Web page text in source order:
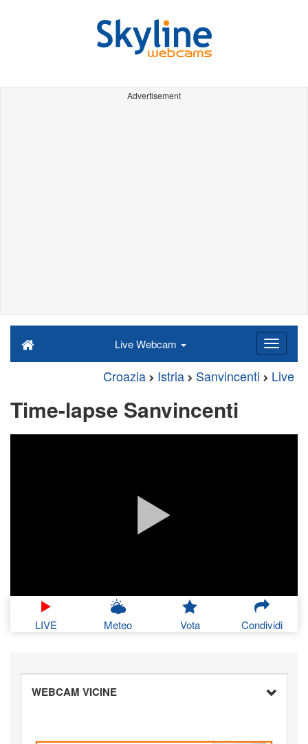
Advertisement
Live Webcam
Croazia Istria Sanvincenti Live
Time-lapse Sanvincenti
LIVE Meteo Vota Condividi
WEBCAM VICINE